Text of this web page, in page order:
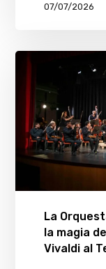
07/07/2026
La
la magia
Vivaldi al